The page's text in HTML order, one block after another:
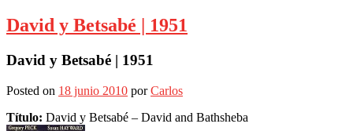
David y Betsabé | 1951
David y Betsabé | 1951
Posted on 18 junio 2010 porCarlos
Título: David y Betsabé – David and Bathsheba